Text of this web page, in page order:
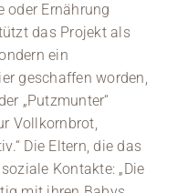
oder Ernährung
das Projekt als
ein
geschaffen worden,
„Putzmunter“
Vollkornbrot,
Die Eltern, die das
Kontakte: „Die